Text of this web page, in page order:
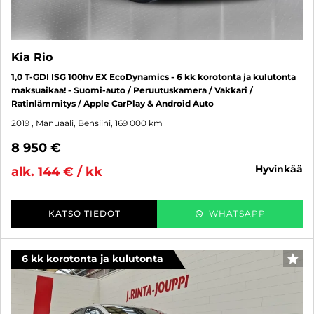
Kia Rio
1,0 T-GDI ISG 100hv EX EcoDynamics - 6 kk korotonta ja kulutonta
maksuaikaa! - Suomi-auto / Peruutuskamera / Vakkari /
Ratinlämmitys / Apple CarPlay & Android Auto
2019 , Manuaali, Bensiini, 169 000 km
8 950 €
alk. 144 € / kk
hyvinkää
KATSO TIEDOT WHATSAPP
6 kk korotonta ja kulutonta